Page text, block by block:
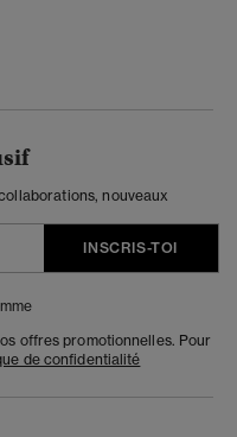
nouveaux
INSCRIS-TOI
offres promotionnelles. Pour
de confidentialité